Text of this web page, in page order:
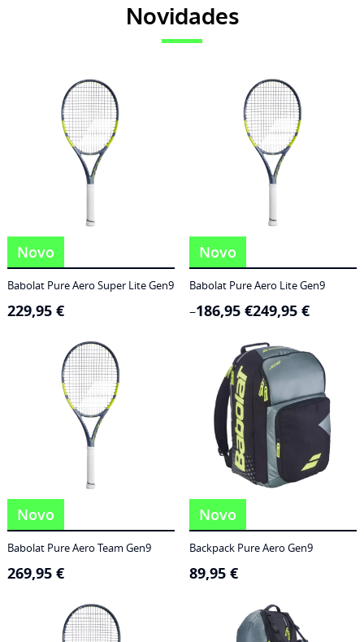
Novidades
Novo
Babolat Pure Aero Super Lite Gen9
229,95 €
Novo
Babolat Pure Aero Lite Gen9
186,95 €
– 249,95 €
Price
range:
249,95 €
Novo
Babolat Pure Aero Team Gen9
269,95 €
Novo
Backpack Pure Aero Gen9
89,95 €